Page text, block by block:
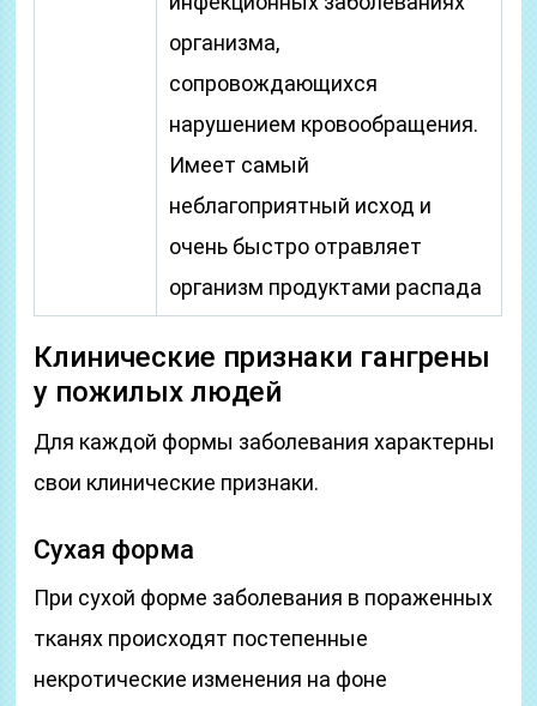
организма,
сопровождающихся
нарушением кровообращения.
Имеет самый
неблагоприятный исход и
очень быстро отравляет
организм продуктами распада
Клинические признаки гангрены
у пожилых людей
Для каждой формы заболевания характерны
свои клинические признаки.
Сухая форма
При сухой форме заболевания в пораженных
тканях происходят постепенные
некротические изменения на фоне